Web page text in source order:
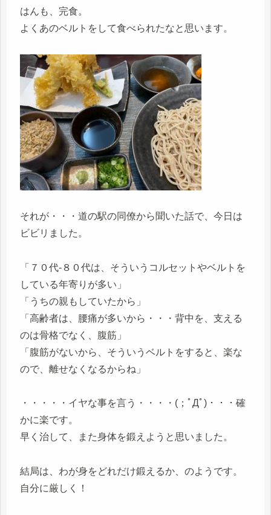
はんも、完食。
よくあのベルトをして食べられたなと思います。
それが・・・道の駅の同僚から聞いた話で、今日は
ビビリました。
「７０代-８０代は、そういうコルセットやベルトを
している年寄りが多い」
「うちの親もしていたから」
「高齢者は、腰痛が多いから・・・背中を、支える
のは骨格でなく、腹筋」
「腹筋がないから、そういうベルトをすると、楽な
ので、離せなくなるからね」
・・・・・イヤな事を言う・・・・(；ﾟДﾟ)・・・確
かに楽です。
早く治して、また身体を鍛えようと思いました。
結局は、わが身をどれだけ鍛えるか、のようです。
自分に厳しく！